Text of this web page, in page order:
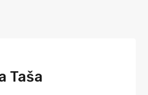
Taša